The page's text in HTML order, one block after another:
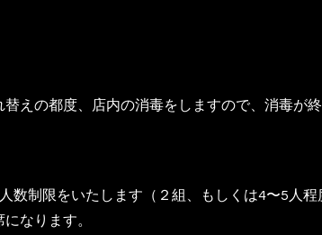
えの都度、店内の消毒をしますので、消毒が
数制限をいたします（２組、もしくは4〜5人程
なります。